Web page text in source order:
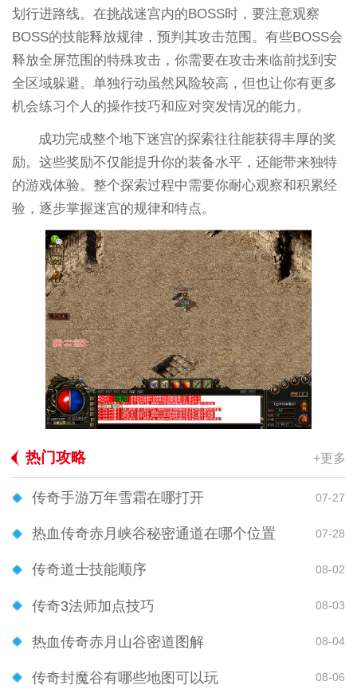
划行进路线。在挑战迷宫内的BOSS时，要注意观察
BOSS的技能释放规律，预判其攻击范围。有些BOSS会
释放全屏范围的特殊攻击，你需要在攻击来临前找到安
全区域躲避。单独行动虽然风险较高，但也让你有更多
机会练习个人的操作技巧和应对突发情况的能力。
成功完成整个地下迷宫的探索往往能获得丰厚的奖
励。这些奖励不仅能提升你的装备水平，还能带来独特
的游戏体验。整个探索过程中需要你耐心观察和积累经
验，逐步掌握迷宫的规律和特点。
热门攻略 +更多
传奇手游万年雪霜在哪打开 07-27
热血传奇赤月峡谷秘密通道在哪个位置 07-28
传奇道士技能顺序 08-02
传奇3法师加点技巧 08-03
热血传奇赤月山谷密道图解 08-04
传奇封魔谷有哪些地图可以玩 08-06